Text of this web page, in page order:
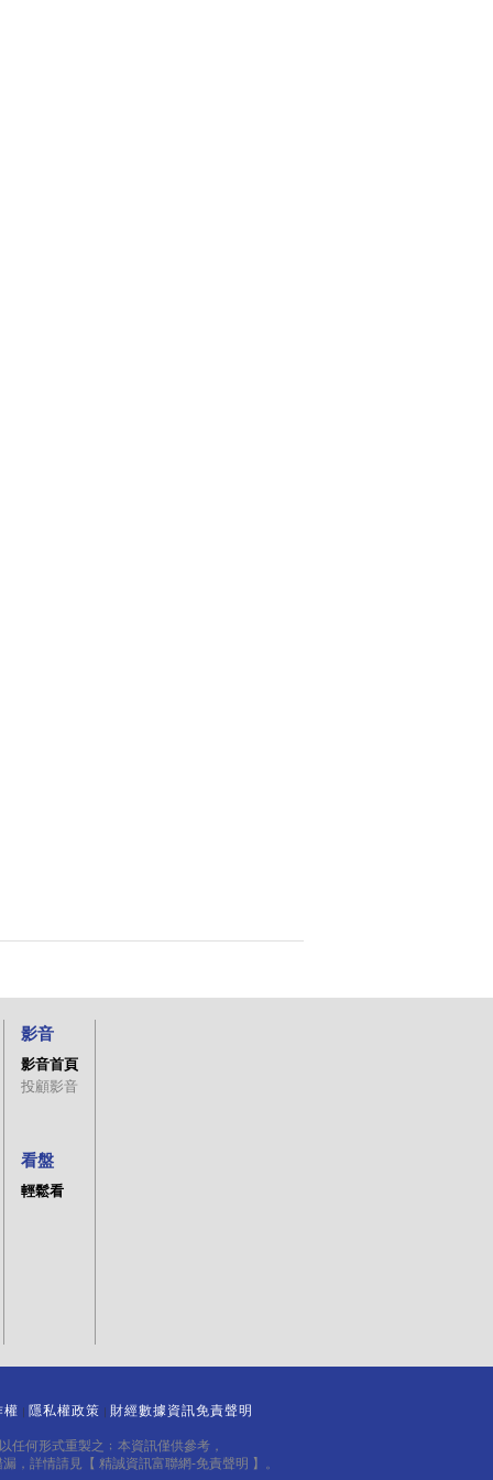
影音
影音首頁
投顧影音
看盤
輕鬆看
權 隱私權政策 財經數據資訊免責聲明
任何形式重製之﹔本資訊僅供參考，
，詳情請見 【 精誠資訊富聯網-免責聲明 】 。